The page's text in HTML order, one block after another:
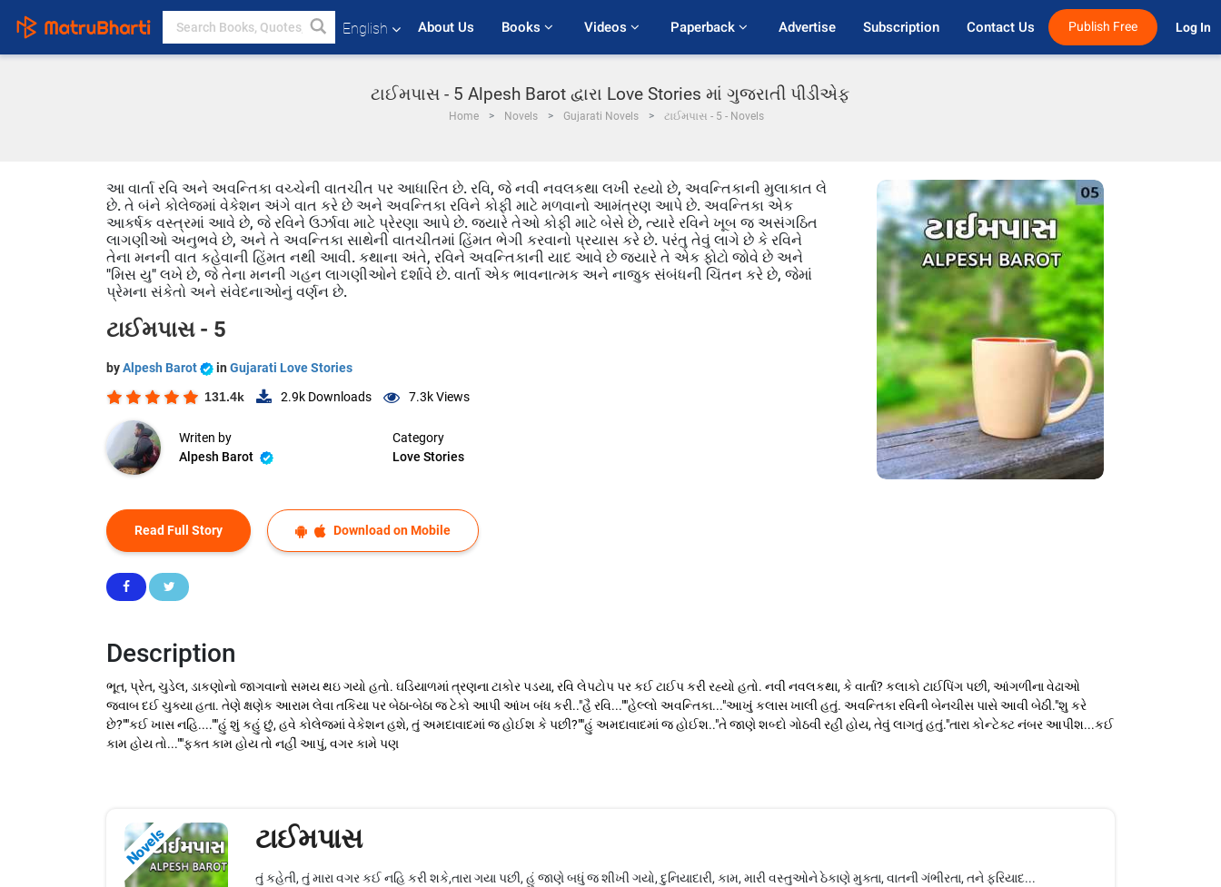
English About Us Books Videos Paperback Advertise Subscription Contact Us Publish Free Log In
ટાઈમપાસ - 5 Alpesh Barot દ્વારા Love Stories માં ગુજરાતી પીડીએફ
Home Novels Gujarati Novels ટાઈમપાસ - 5 - Novels
આ વાર્તા રવિ અને અવન્તિકા વચ્ચેની વાતચીત પર આધારિત છે. રવિ, જે નવી નવલકથા લખી રહ્યો છે, અવન્તિકાની મુલાકાત લે
છે. તે બંને કોલેજમાં વેકેશન અંગે વાત કરે છે અને અવન્તિકા રવિને કોફી માટે મળવાનો આમંત્રણ આપે છે. અવન્તિકા એક
આકર્ષક વસ્ત્રમાં આવે છે, જે રવિને ઉર્ઝાવા માટે પ્રેરણા આપે છે. જ્યારે તેઓ કોફી માટે બેસે છે, ત્યારે રવિને ખૂબ જ અસંગઠિત
લાગણીઓ અનુભવે છે, અને તે અવન્તિકા સાથેની વાતચીતમાં હિંમત ભેગી કરવાનો પ્રયાસ કરે છે. પરંતુ તેવું લાગે છે કે રવિને
તેના મનની વાત કહેવાની હિંમત નથી આવી. કથાના અંતે, રવિને અવન્તિકાની યાદ આવે છે જ્યારે તે એક ફોટો જોવે છે અને
"મિસ યુ" લખે છે, જે તેના મનની ગહન લાગણીઓને દર્શાવે છે. વાર્તા એક ભાવનાત્મક અને નાજુક સંબંધની ચિંતન કરે છે, જેમાં
પ્રેમના સંકેતો અને સંવેદનાઓનું વર્ણન છે.
ટાઈમપાસ - 5
byAlpesh Barot in Gujarati Love Stories
131.4k 2.9k Downloads 7.3kViews
Writen by
Alpesh Barot
Category
Love Stories
Read Full Story Download on Mobile
Description
ભૂત, પ્રેત, ચુડેલ, ડાકણોનો જાગવાનો સમય થઇ ગયો હતો. ઘડિયાળમાં ત્રણના ટાકોર પડયા, રવિ લેપટોપ પર કઈ ટાઈપ કરી રહ્યો હતો. નવી નવલકથા, કે વાર્તા? કલાકો ટાઈપિંગ પછી, આંગળીના વેઢાઓ
જવાબ દઈ ચુક્યા હતા. તેણે ક્ષણેક આરામ લેવા તકિયા પર બેઠા-બેઠા જ ટેકો આપી આંખ બંધ કરી.."હૈ રવિ...""હેલ્લો અવન્તિકા..."આખું કલાસ ખાલી હતું. અવન્તિકા રવિની બેનચીસ પાસે આવી બેઠી."શુ કરે
છે?""કઈ ખાસ નહિ....""હું શું કહું છું, હવે કોલેજમાં વેકેશન હશે, તું અમદાવાદમાં જ હોઈશ કે પછી?""હું અમદાવાદમાં જ હોઈશ.."તે જાણે શબ્દો ગોઠવી રહી હોય, તેવું લાગતું હતું."તારા કોન્ટેક્ટ નંબર આપીશ...કઈ
કામ હોય તો...""ફક્ત કામ હોય તો નહીં આપું, વગર કામે પણ
Novels ટાઈમપાસ
તું કહેતી, તું મારા વગર કઈ નહિ કરી શકે,તારા ગયા પછી, હું જાણે બધું જ શીખી ગયો, દુનિયાદારી, કામ, મારી વસ્તુઓને ઠેકાણે મુક્તા, વાતની ગંભીરતા, તને ફરિયાદ...